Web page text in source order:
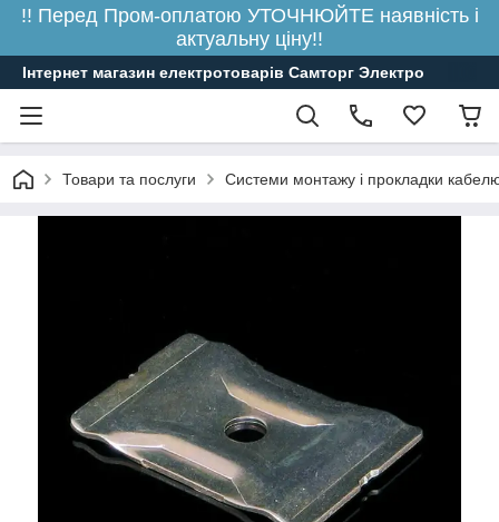
!! Перед Пром-оплатою УТОЧНЮЙТЕ наявність і
актуальну ціну!!
Інтернет магазин електротоварів Самторг Электро
Товари та послуги Системи монтажу і прокладки